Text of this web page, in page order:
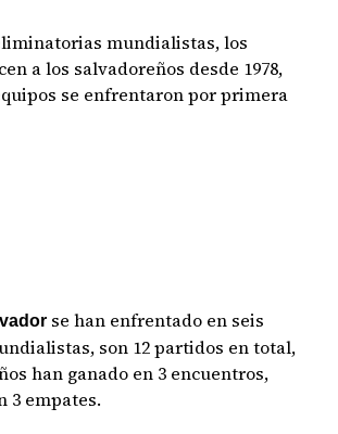
mundialistas, los
a los salvadoreños desde 1978,
se enfrentaron por primera
se han enfrentado en seis
son 12 partidos en total,
han ganado en 3 encuentros,
3 empates.